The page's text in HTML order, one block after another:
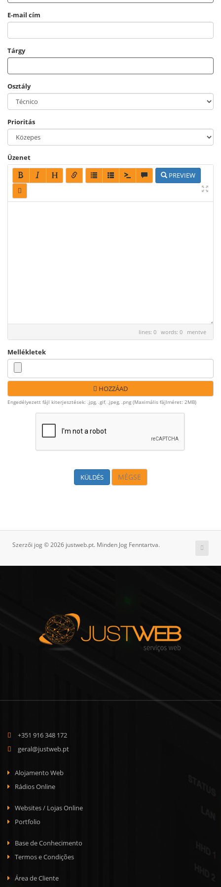
g
c
ó
a
E-mail cím
Tárgy
Osztály
Prioritás
Üzenet
PREVIEW
lines: 0 words: 0 mentve
Mellékletek
HOZZÁAD
Engedélyezett fájl kiterjesztések: .jpg, .gif, .jpeg, .png (Maximális fájlméret: 2MB)
MÉGSE
Szerzői jog © 2026 justweb.pt. Minden Jog Fenntartva.
+351 916 348 172
geral@justweb.pt
Alojamento Web
Rádios Online
Websites / Lojas Online
Portfolio
Base de Conhecimento
Termos e Condições
Área de Cliente